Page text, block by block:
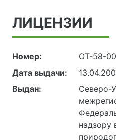
ЛИЦЕНЗИИ
Номер:
ОТ-58-
Дата выдачи:
Выдан:
Северо-
надзору